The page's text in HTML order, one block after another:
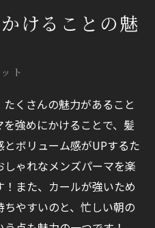
ト
けることの魅
くさんの魅力があること
強めにかけることで、髪
ボリューム感がUPするた
ゃれなメンズパーマを楽
また、カールが強いため
やすいのと、忙しい朝の